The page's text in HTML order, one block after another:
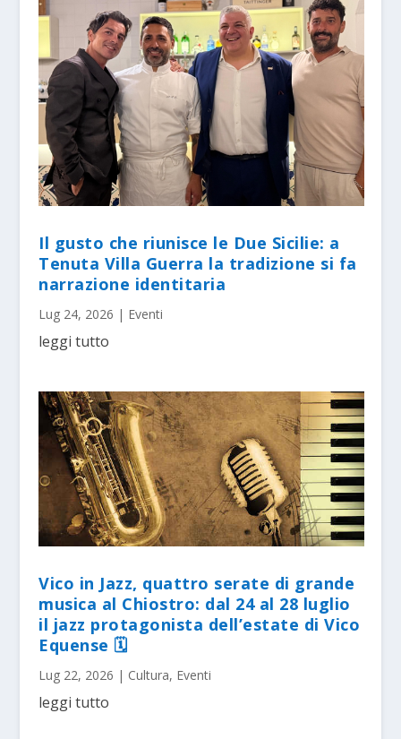
Il gusto che riunisce le Due Sicilie: a
Tenuta Villa Guerra la tradizione si fa
narrazione identitaria
Lug 24, 2026 | Eventi
leggi tutto
Vico in Jazz, quattro serate di grande
musica al Chiostro: dal 24 al 28 luglio
il jazz protagonista dell’estate di Vico
Equense 🗓
Lug 22, 2026 | Cultura, Eventi
leggi tutto